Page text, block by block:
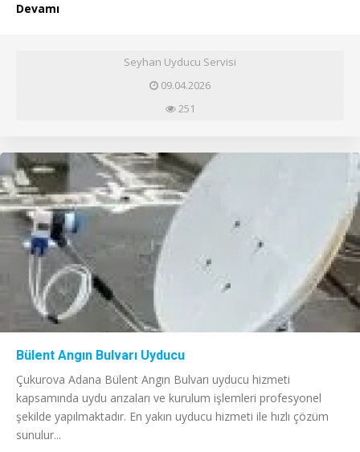
Devamı
Seyhan Uyducu Servisi
09.04.2026
251
Bülent Angın Bulvarı Uyducu
Çukurova Adana Bülent Angın Bulvarı uyducu hizmeti
kapsamında uydu arızaları ve kurulum işlemleri profesyonel
şekilde yapılmaktadır. En yakın uyducu hizmeti ile hızlı çözüm
sunulur...